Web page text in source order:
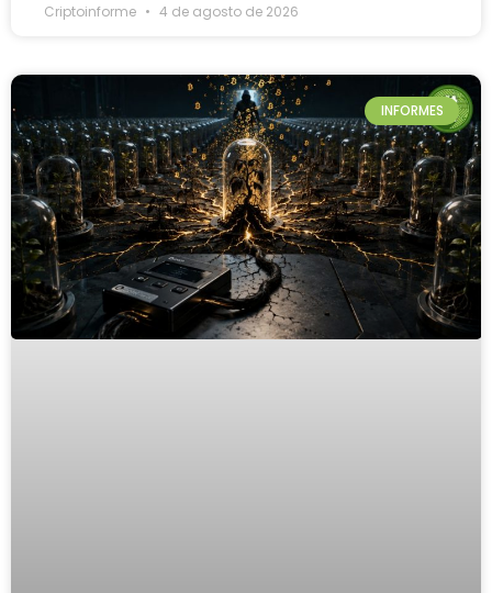
Criptoinforme 4 de agosto de 2026
INFORMES